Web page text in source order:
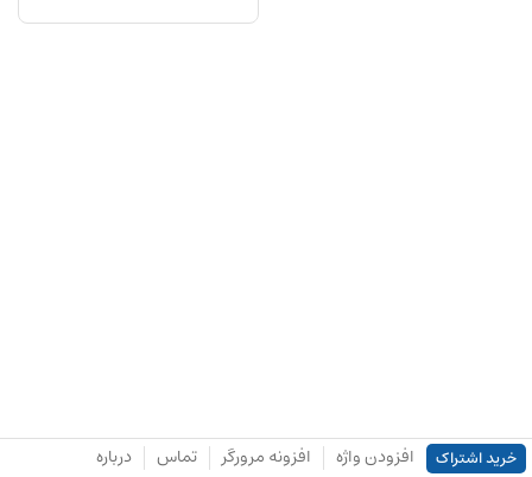
خرید اشتراک افزودن واژه افزونه مرورگر تماس درباره